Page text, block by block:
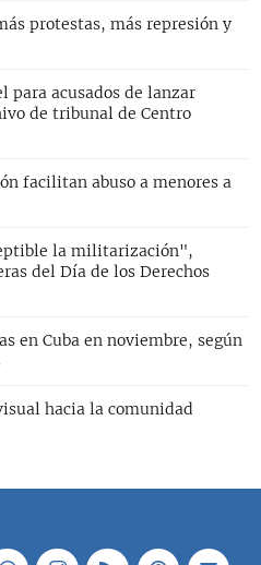
protestas, más represión y
para acusados de lanzar
de tribunal de Centro
facilitan abuso a menores a
la militarización",
del Día de los Derechos
en Cuba en noviembre, según
hacia la comunidad